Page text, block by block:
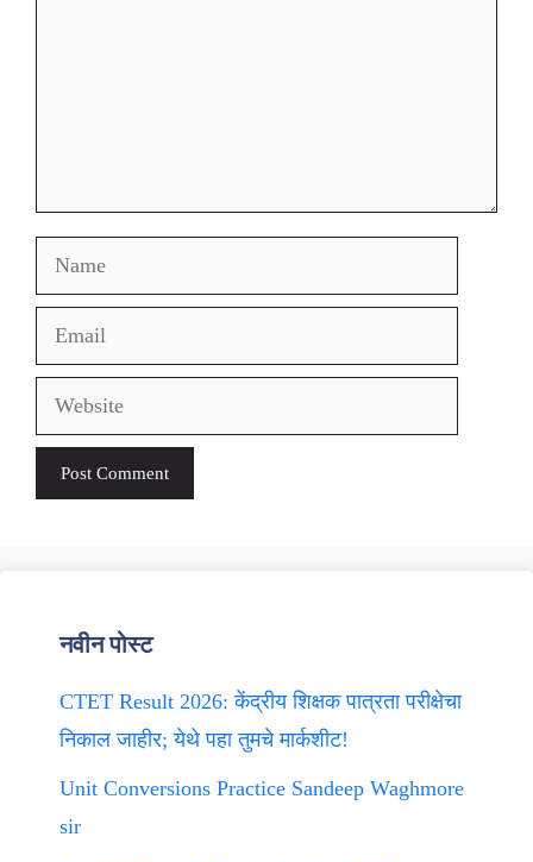
Name
Email
Website
नवीन पोस्ट
CTET Result 2026: केंद्रीय शिक्षक पात्रता परीक्षेचा
निकाल जाहीर; येथे पहा तुमचे मार्कशीट!
Unit Conversions Practice Sandeep Waghmore
sir